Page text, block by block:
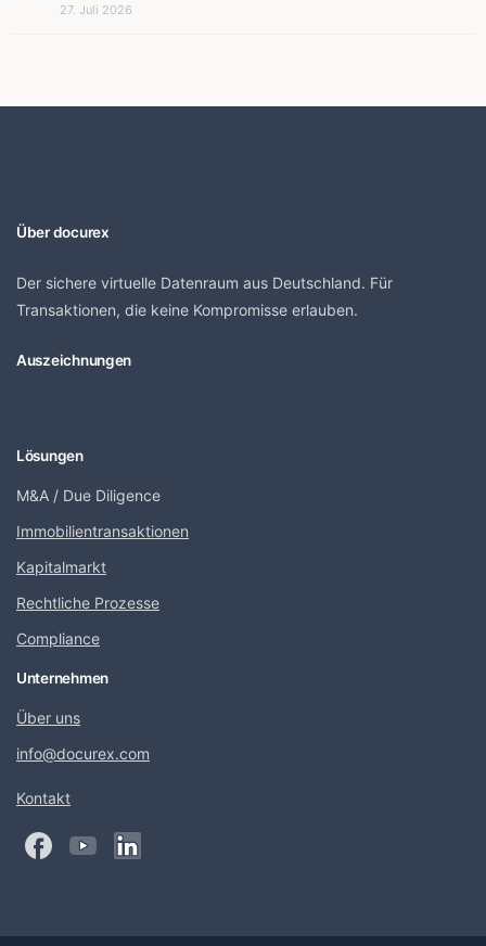
27. Juli 2026
Über docurex
Der sichere virtuelle Datenraum aus Deutschland. Für
Transaktionen, die keine Kompromisse erlauben.
Auszeichnungen
Lösungen
M&A / Due Diligence
Immobilientransaktionen
Kapitalmarkt
Rechtliche Prozesse
Compliance
Unternehmen
Über uns
info@docurex.com
Kontakt